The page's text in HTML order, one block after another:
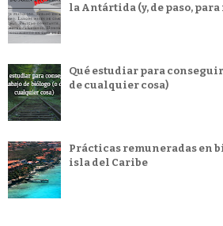
la Antártida (y, de paso,
Qué estudiar para
de cualquier cosa)
Prácticas remuneradas en
isla del Caribe